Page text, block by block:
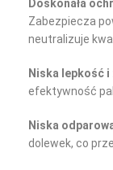
Doskonała
Zabezpiecza
neutralizuje
Niska lepkość
efektywność
Niska
dolewek, co